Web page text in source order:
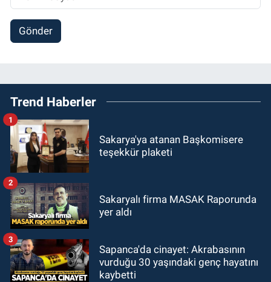
Gönder
Trend Haberler
Sakarya'ya atanan Başkomisere
teşekkür plaketi
1
Sakaryalı firma MASAK Raporunda
yer aldı
2
Sapanca'da cinayet: Akrabasının
vurduğu 30 yaşındaki genç hayatını
kaybetti
3